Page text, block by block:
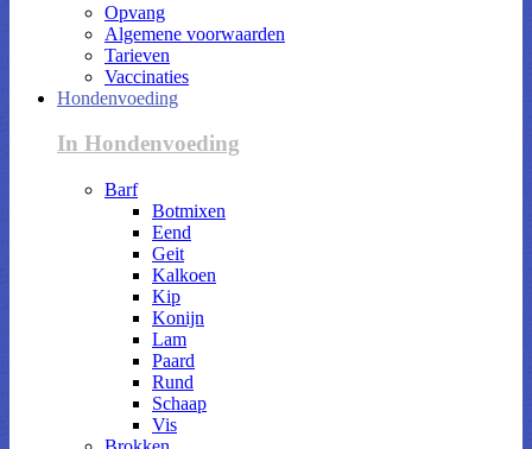
Opvang
Algemene voorwaarden
Tarieven
Vaccinaties
Hondenvoeding
In Hondenvoeding
Barf
Botmixen
Eend
Geit
Kalkoen
Kip
Konijn
Lam
Paard
Rund
Schaap
Vis